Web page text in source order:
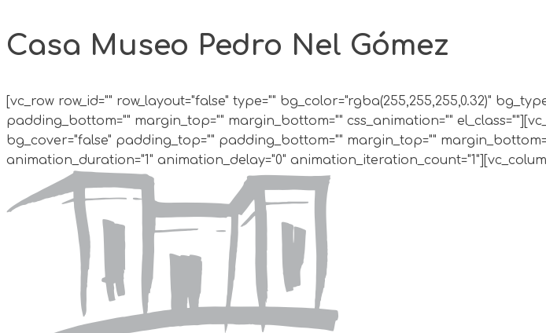
Casa Museo Pedro Nel Gómez
[vc_row row_id="" row_layout="false" type="" bg_color="rgba(255,255,255,0.32)"
padding_bottom="" margin_top="" margin_bottom="" css_animation=""
bg_cover="false" padding_top="" padding_bottom="" margin_top=""
animation_duration="1" animation_delay="0"